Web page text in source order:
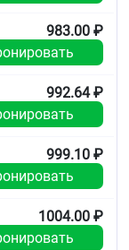
983.00 ₽
992.64 ₽
999.10 ₽
1004.00 ₽